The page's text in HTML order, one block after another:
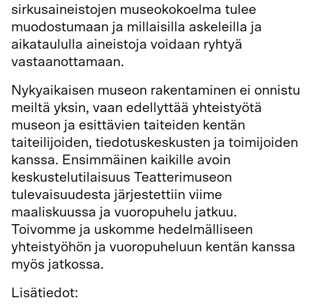
sirkusaineistojen museokokoelma tulee
muodostumaan ja millaisilla askeleilla ja
aikataululla aineistoja voidaan ryhtyä
vastaanottamaan.
Nykyaikaisen museon rakentaminen ei onnistu
meiltä yksin, vaan edellyttää yhteistyötä
museon ja esittävien taiteiden kentän
taiteilijoiden, tiedotuskeskusten ja toimijoiden
kanssa. Ensimmäinen kaikille avoin
keskustelutilaisuus Teatterimuseon
tulevaisuudesta järjestettiin viime
maaliskuussa ja vuoropuhelu jatkuu.
Toivomme ja uskomme hedelmälliseen
yhteistyöhön ja vuoropuheluun kentän kanssa
myös jatkossa.
Lisätiedot: